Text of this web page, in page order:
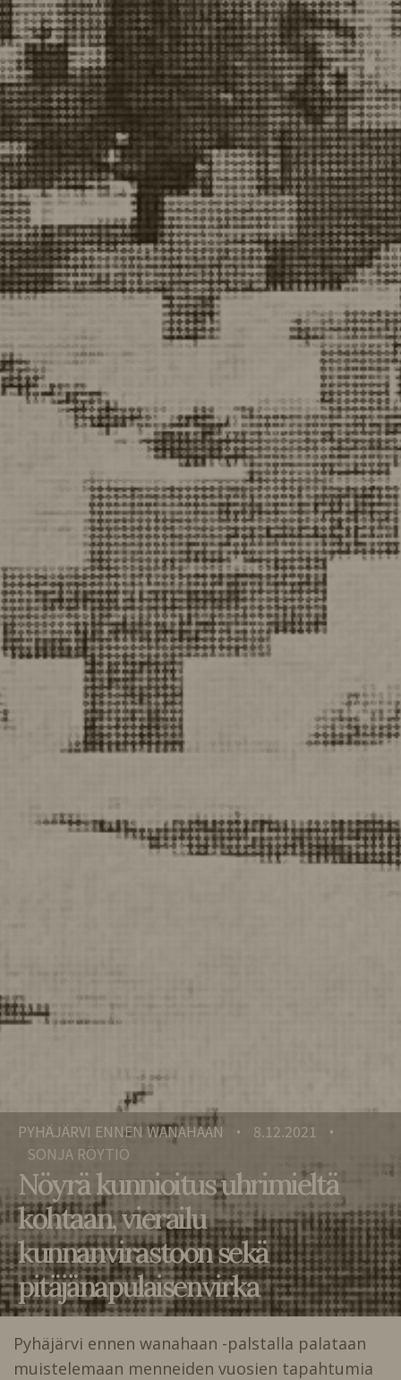
PYHÄJÄRVI ENNEN WANAHAAN • 8.12.2021 •
SONJA RÖYTIÖ
Nöyrä kunnioitus uhrimieltä
kohtaan, vierailu
kunnanvirastoon sekä
pitäjänapulaisenvirka
Pyhäjärvi ennen wanahaan -palstalla palataan
muistelemaan menneiden vuosien tapahtumia